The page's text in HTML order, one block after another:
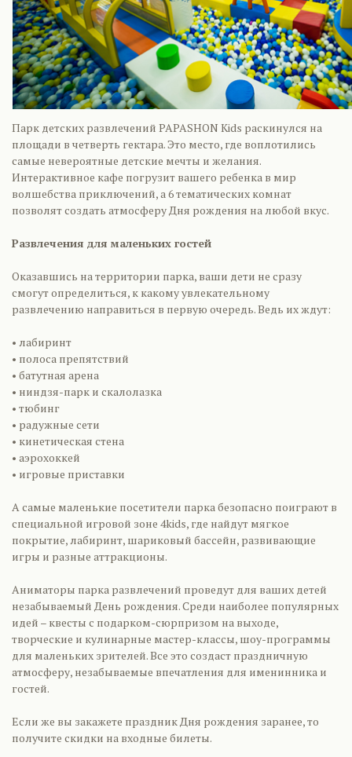
Парк детских развлечений PAPASHON Kids раскинулся на
площади в четверть гектара. Это место, где воплотились
самые невероятные детские мечты и желания.
Интерактивное кафе погрузит вашего ребенка в мир
волшебства приключений, а 6 тематических комнат
позволят создать атмосферу Дня рождения на любой вкус.
Развлечения для маленьких гостей
Оказавшись на территории парка, ваши дети не сразу
смогут определиться, к какому увлекательному
развлечению направиться в первую очередь. Ведь их ждут:
• лабиринт
• полоса препятствий
• батутная арена
• ниндзя-парк и скалолазка
• тюбинг
• радужные сети
• кинетическая стена
• аэрохоккей
• игровые приставки
А самые маленькие посетители парка безопасно поиграют в
специальной игровой зоне 4kids, где найдут мягкое
покрытие, лабиринт, шариковый бассейн, развивающие
игры и разные аттракционы.
Аниматоры парка развлечений проведут для ваших детей
незабываемый День рождения. Среди наиболее популярных
идей – квесты с подарком-сюрпризом на выходе,
творческие и кулинарные мастер-классы, шоу-программы
для маленьких зрителей. Все это создаст праздничную
атмосферу, незабываемые впечатления для именинника и
гостей.
Если же вы закажете праздник Дня рождения заранее, то
получите скидки на входные билеты.